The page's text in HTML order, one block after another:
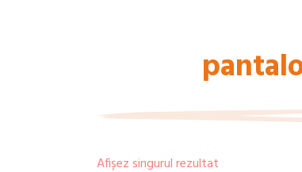
Afișez singurul rezultat